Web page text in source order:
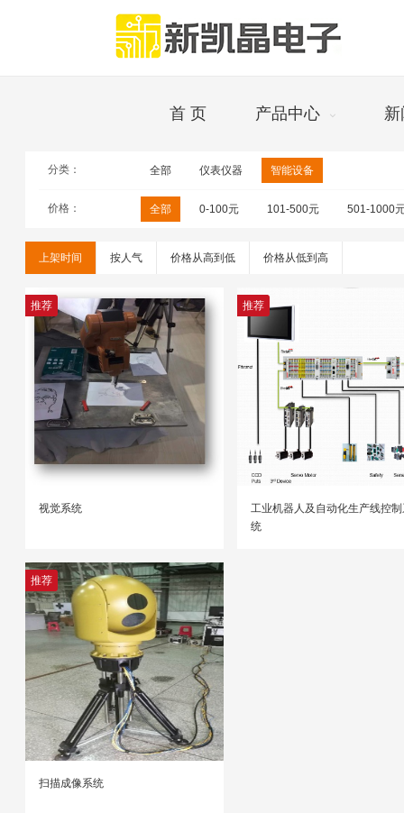
首 页 产品中心
分类： 全部 仪表仪器 智能设备
价格： 全部 0-100元 101-500元 501-1000
上架时间 按人气 价格从高到低 价格从低到高
推荐
视觉系统
推荐
工业机器人及自动化生产线控制
统
推荐
扫描成像系统